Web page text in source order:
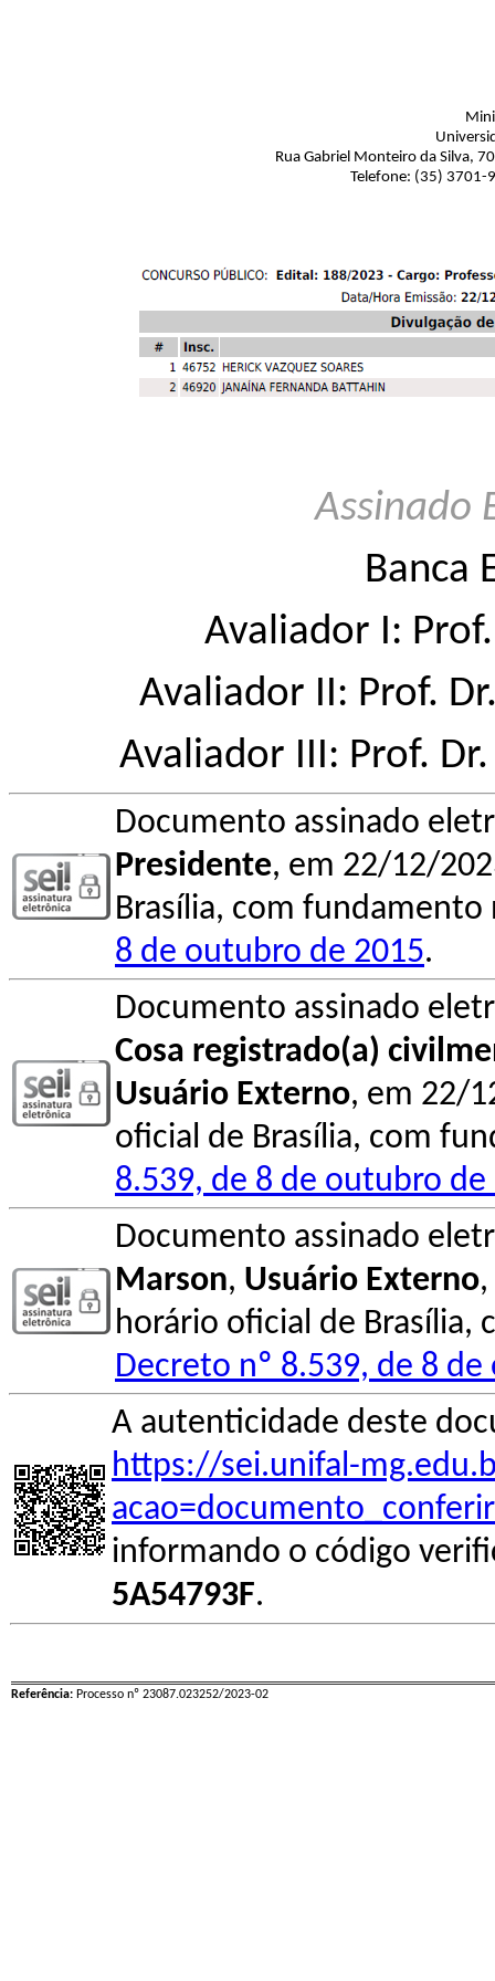
Rua Gabriel Monteiro da Silva,
Telefone: (35)
Assinado
Banca
Avaliador I:
Avaliador II: Prof.
Avaliador III: Prof.
Documento assinado
Presidente, em 22/12/
Brasília, com
8 de outubro de 2015.
Documento assinado
Cosa registrado(a)
Usuário Externo, em 22/
oficial de Brasília, com
8.539, de 8 de outubro de
Documento assinado
Marson, Usuário Externo
horário oficial de Brasília,
Decreto nº 8.539, de 8
A autenticidade deste
https://sei.unifal-
informando o código
5A54793F.
Referência: Processo nº 23087.023252/2023-02